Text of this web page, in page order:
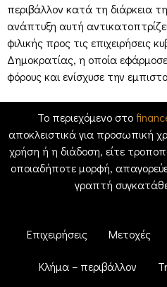
περιβάλλον κατά τη διάρκεια
ανάπτυξη αυτή
φιλικής προς τις επιχειρήσεις
Δημοκρατίας, η οποία
φόρους και ενίσχυσε την
Το περιεχόμενο στο
αποκλειστικά για προσωπική
χρήση ή η διάδοση, είτε
οποιαδήποτε μορφή,
γραπτή
Επιχειρήσεις Μετοχές
Κλήμα – περιβάλλον